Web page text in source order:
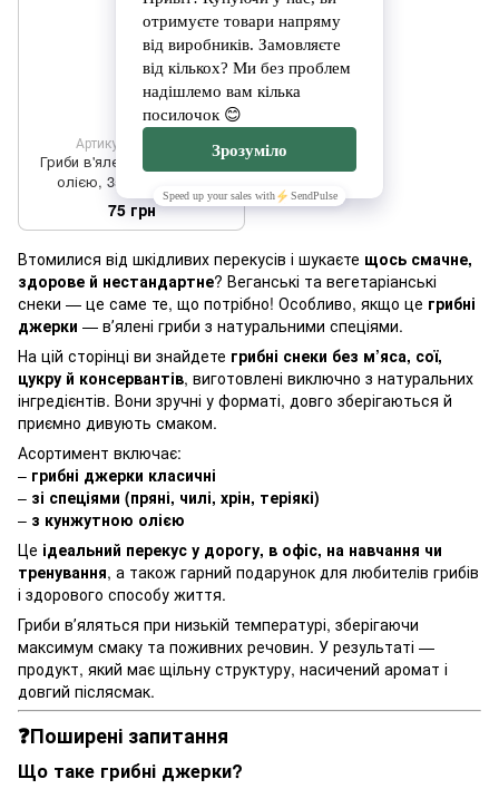
Артикул: 2600311
Гриби в'ялені з кунжутною
олією, 35 г ТМ Грибні
Джерки
75 грн
Втомилися від шкідливих перекусів і шукаєте щось смачне,
здорове й нестандартне? Веганські та вегетаріанські
снеки — це саме те, що потрібно! Особливо, якщо це грибні
джерки — вʼялені гриби з натуральними спеціями.
На цій сторінці ви знайдете грибні снеки без м’яса, сої,
цукру й консервантів, виготовлені виключно з натуральних
інгредієнтів. Вони зручні у форматі, довго зберігаються й
приємно дивують смаком.
Асортимент включає:
– грибні джерки класичні
– зі спеціями (пряні, чилі, хрін, теріякі)
– з кунжутною олією
Це ідеальний перекус у дорогу, в офіс, на навчання чи
тренування, а також гарний подарунок для любителів грибів
і здорового способу життя.
Гриби вʼяляться при низькій температурі, зберігаючи
максимум смаку та поживних речовин. У результаті —
продукт, який має щільну структуру, насичений аромат і
довгий післясмак.
❓Поширені запитання
Що таке грибні джерки?